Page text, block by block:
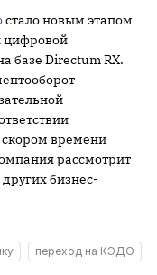
стало новым этапом
цифровой
базе Directum RX.
скором времени
рассмотрит
бизнес-
переход на КЭДО